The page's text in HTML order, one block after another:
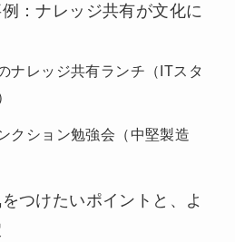
：ナレッジ共有が文化に
ナレッジ共有ランチ（ITスタ
クション勉強会（中堅製造
つけたいポイントと、よ